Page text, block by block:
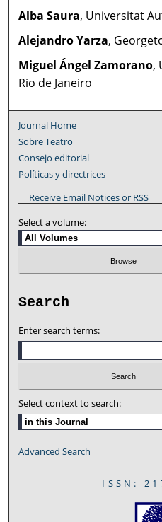
Alba Saura, Universitat
Alejandro Yarza,
Miguel Ángel Zamorano,
Rio de Janeiro
Journal Home
Sobre Teatro
Consejo editorial
Políticas y directrices
Receive Email Notices or RSS
Select a volume:
Search
Enter search terms:
Select context to search:
Advanced Search
ISSN: